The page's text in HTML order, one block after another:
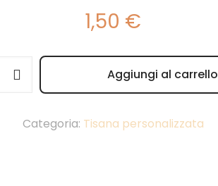
1,50 €
Aggiungi al carrello
Categoria: Tisana personalizzata